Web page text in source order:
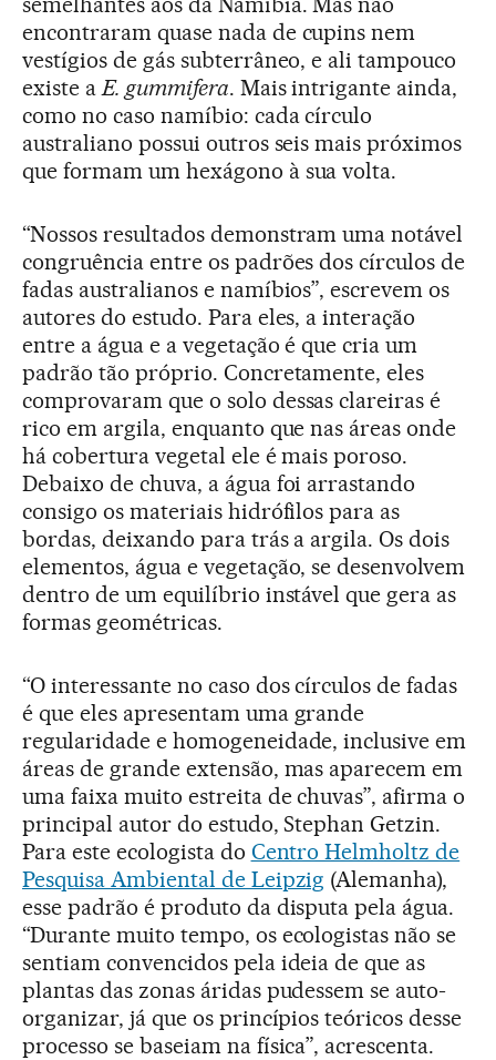
encontraram quase nada de cupins nem
vestígios de gás subterrâneo, e ali tampouco
existe aE. gummifera. Mais intrigante ainda,
como no caso namíbio: cada círculo
australiano possui outros seis mais próximos
que formam um hexágono à sua volta.
“Nossos resultados demonstram uma notável
congruência entre os padrões dos círculos de
fadas australianos e namíbios”, escrevem os
autores do estudo. Para eles, a interação
entre a água e a vegetação é que cria um
padrão tão próprio. Concretamente, eles
comprovaram que o solo dessas clareiras é
rico em argila, enquanto que nas áreas onde
há cobertura vegetal ele é mais poroso.
Debaixo de chuva, a água foi arrastando
consigo os materiais hidrófilos para as
bordas, deixando para trás a argila. Os dois
elementos, água e vegetação, se desenvolvem
dentro de um equilíbrio instável que gera as
formas geométricas.
“O interessante no caso dos círculos de fadas
é que eles apresentam uma grande
regularidade e homogeneidade, inclusive em
áreas de grande extensão, mas aparecem em
uma faixa muito estreita de chuvas”, afirma o
principal autor do estudo, Stephan Getzin.
Para este ecologista do Centro Helmholtz de
Pesquisa Ambiental de Leipzig (Alemanha),
esse padrão é produto da disputa pela água.
“Durante muito tempo, os ecologistas não se
sentiam convencidos pela ideia de que as
plantas das zonas áridas pudessem se auto-
organizar, já que os princípios teóricos desse
processo se baseiam na física”, acrescenta.